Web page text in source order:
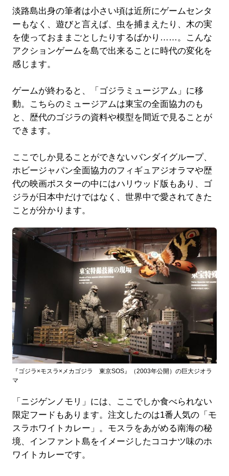
淡路島出身の筆者は小さい頃は近所にゲームセンタ
ーもなく、遊びと言えば、虫を捕まえたり、木の実
を使っておままごとしたりするばかり……。こんな
アクションゲームを島で出来ることに時代の変化を
感じます。
ゲームが終わると、「ゴジラミュージアム」に移
動。こちらのミュージアムは東宝の全面協力のも
と、歴代のゴジラの資料や模型を間近で見ることが
できます。
ここでしか見ることができないバンダイグループ、
ホビージャパン全面協力のフィギュアジオラマや歴
代の映画ポスターの中にはハリウッド版もあり、ゴ
ジラが日本中だけではなく、世界中で愛されてきた
ことが分かります。
『ゴジラ×モスラ×メカゴジラ 東京SOS』（2003年公開）の巨大ジオラ
マ
「ニジゲンノモリ」には、ここでしか食べられない
限定フードもあります。注文したのは1番人気の「モ
スラホワイトカレー」。モスラをあがめる南海の秘
境、インファント島をイメージしたココナツ味のホ
ワイトカレーです。